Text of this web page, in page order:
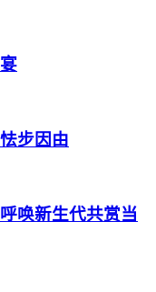
步因由
唤新生代共赏当